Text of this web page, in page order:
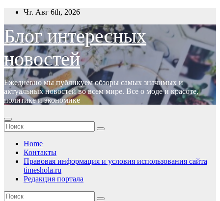
Перейти
содержимому
Чт. Авг 6th, 2026
Блог интересных
новостей
Ежедневно мы публикуем обзоры самых значимых и
актуальных новостей во всем мире. Все о моде и красоте,
политике и экономике
Home
Контакты
Правовая информация и условия использования сайта
timeshola.ru
Редакция портала